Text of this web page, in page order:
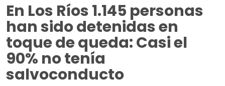
En Los Ríos 1.145 personas
han sido detenidas en
toque de queda: Casi el
90% no tenía
salvoconducto